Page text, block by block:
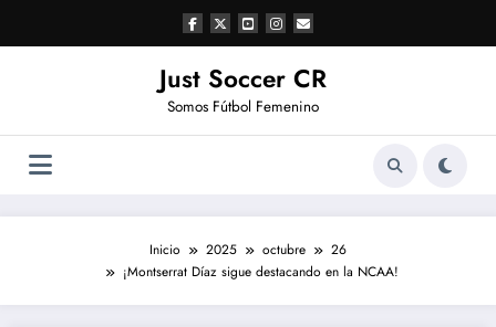
contenido
Just Soccer CR
Somos Fútbol Femenino
Inicio 2025 octubre
26
¡Montserrat Díaz sigue destacando en la NCAA!